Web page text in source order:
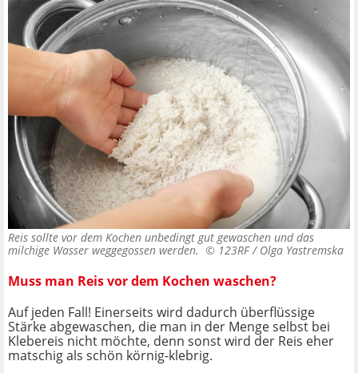
Reis sollte vor dem Kochen unbedingt gut gewaschen und das
milchige Wasser weggegossen werden. © 123RF / Olga Yastremska
Muss man Reis vor dem Kochen waschen?
Auf jeden Fall! Einerseits wird dadurch überflüssige
Stärke abgewaschen, die man in der Menge selbst bei
Klebereis nicht möchte, denn sonst wird der Reis eher
matschig als schön körnig-klebrig.